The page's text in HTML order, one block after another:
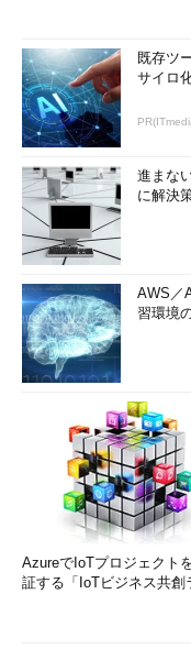
既存ツ
サイロ
進まな
に解決
AWS／
習環境
AzureでIoTプロジェクト
証する「IoTビジネス共創